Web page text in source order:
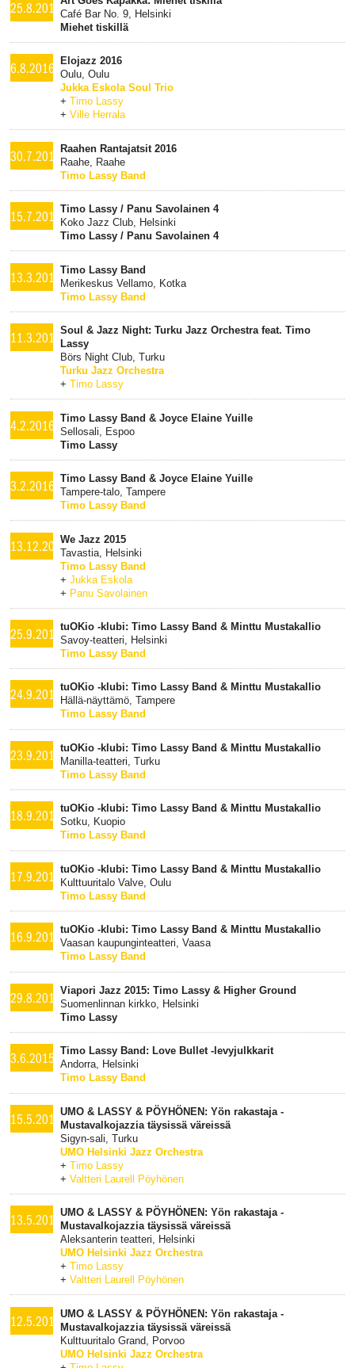
25.8.2016Café Bar No. 9, Helsinki
Miehet tiskillä
6.8.2016
Elojazz 2016
Oulu, Oulu
Jukka Eskola Soul Trio
+Timo Lassy
+Ville Herrala
30.7.2016Raahen Rantajatsit 2016
Raahe, Raahe
Timo Lassy Band
15.7.2016
Timo Lassy / Panu Savolainen 4
Koko Jazz Club, Helsinki
Timo Lassy / Panu Savolainen 4
13.3.2016
Timo Lassy Band
Merikeskus Vellamo, Kotka
Timo Lassy Band
11.3.2016Soul & Jazz Night: Turku Jazz Orchestra feat. Timo
Lassy
Börs Night Club, Turku
Turku Jazz Orchestra
+Timo Lassy
4.2.2016
Timo Lassy Band & Joyce Elaine Yuille
Sellosali, Espoo
Timo Lassy
3.2.2016
Timo Lassy Band & Joyce Elaine Yuille
Tampere-talo, Tampere
Timo Lassy Band
13.12.2015We Jazz 2015
Tavastia, Helsinki
Timo Lassy Band
+Jukka Eskola
+ Panu Savolainen
25.9.2015
tuOKio -klubi: Timo Lassy Band & Minttu Mustakallio
Savoy-teatteri, Helsinki
Timo Lassy Band
24.9.2015
tuOKio -klubi: Timo Lassy Band & Minttu Mustakallio
Hällä-näyttämö, Tampere
Timo Lassy Band
23.9.2015
tuOKio -klubi: Timo Lassy Band & Minttu Mustakallio
Manilla-teatteri, Turku
Timo Lassy Band
18.9.2015
tuOKio -klubi: Timo Lassy Band & Minttu Mustakallio
Sotku, Kuopio
Timo Lassy Band
17.9.2015
tuOKio -klubi: Timo Lassy Band & Minttu Mustakallio
Kulttuuritalo Valve, Oulu
Timo Lassy Band
16.9.2015tuOKio -klubi: Timo Lassy Band & Minttu Mustakallio
Vaasan kaupunginteatteri, Vaasa
Timo Lassy Band
29.8.2015
Viapori Jazz 2015: Timo Lassy & Higher Ground
Suomenlinnan kirkko, Helsinki
Timo Lassy
3.6.2015
Timo Lassy Band: Love Bullet -levyjulkkarit
Andorra, Helsinki
Timo Lassy Band
15.5.2015UMO & LASSY & PÖYHÖNEN: Yön rakastaja -
Mustavalkojazzia täysissä väreissä
Sigyn-sali, Turku
UMO Helsinki Jazz Orchestra
+Timo Lassy
+Valtteri Laurell Pöyhönen
13.5.2015UMO & LASSY & PÖYHÖNEN: Yön rakastaja -
Mustavalkojazzia täysissä väreissä
Aleksanterin teatteri, Helsinki
UMO Helsinki Jazz Orchestra
+Timo Lassy
+Valtteri Laurell Pöyhönen
12.5.2015UMO & LASSY & PÖYHÖNEN: Yön rakastaja -
Mustavalkojazzia täysissä väreissä
Kulttuuritalo Grand, Porvoo
UMO Helsinki Jazz Orchestra